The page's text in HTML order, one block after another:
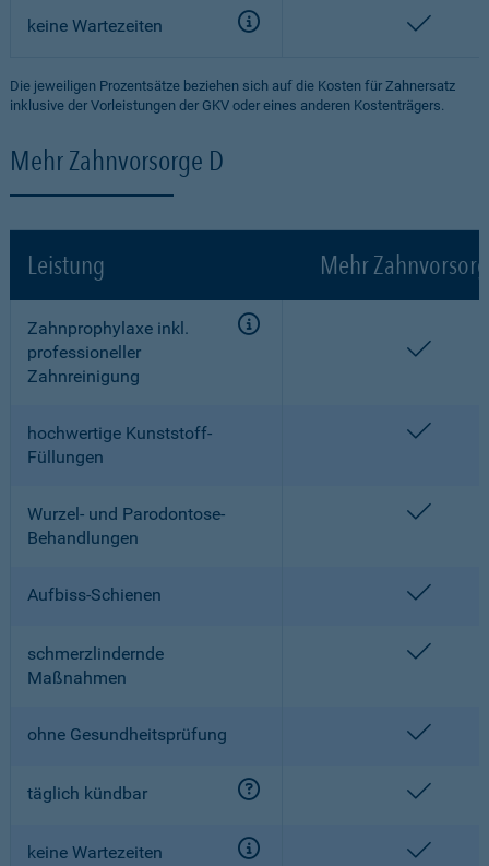
keine Wartezeiten
Die jeweiligen Prozentsätze beziehen sich auf die Kosten für Zahnersatz
inklusive der Vorleistungen der GKV oder eines anderen Kostenträgers.
Mehr Zahnvorsorge D
Leistung Mehr
Zahnprophylaxe inkl.
professioneller
Zahnreinigung
hochwertige Kunststoff-
Füllungen
Wurzel- und Parodontose-
Behandlungen
Aufbiss-Schienen
schmerzlindernde
Maßnahmen
ohne Gesundheitsprüfung
täglich kündbar
keine Wartezeiten